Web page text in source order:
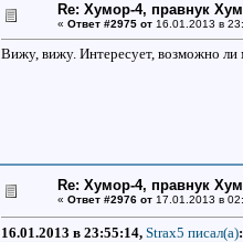
Re: Хумор-4, правнук
« Ответ #2975 от16.01.2013 в
Вижу, вижу. Интересует, возможно ли
Re: Хумор-4, правнук
« Ответ #2976 от17.01.2013 в
16.01.2013 в 23:55:14, Strax5 писал(a):